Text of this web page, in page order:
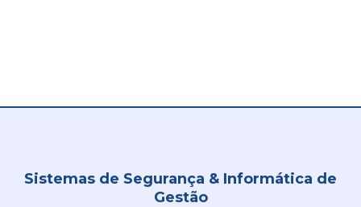
Sistemas de Segurança & Informática de
Gestão